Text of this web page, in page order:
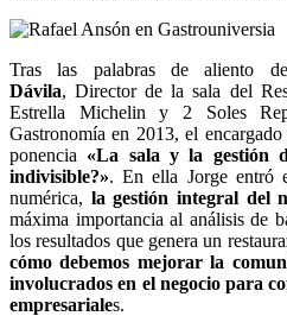
Tras las palabras de aliento
Dávila, Director de la sala del
Estrella Michelin y 2 Soles
Gastronomía en 2013, el
ponencia «La sala y la gestión
indivisible?». En ella Jorge entró
numérica, la gestión integral del
máxima importancia al análisis de
los resultados que genera un
cómo debemos mejorar la
involucrados en el negocio para
empresariales.